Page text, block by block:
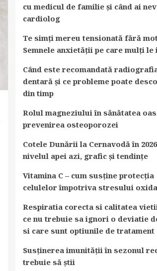
cu medicul de familie și când ai
cardiolog
Te simți mereu tensionată fără
Semnele anxietății pe care mulți le
Când este recomandată
dentară și ce probleme poate
din timp
Rolul magneziului în sănătatea
prevenirea osteoporozei
Cotele Dunării la Cernavodă în
nivelul apei azi, grafic și tendințe
Vitamina C – cum susține protecția
celulelor împotriva stresului
Respiratia corecta si calitatea
ce nu trebuie sa ignori o deviatie
si care sunt optiunile de tratament
Susținerea imunității în sezonul
trebuie să știi